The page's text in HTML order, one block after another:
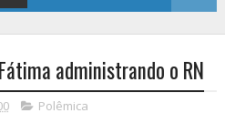
administrando o RN
Polêmica